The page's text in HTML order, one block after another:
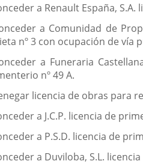
a Renault España,
a Comunidad de
nº 3 con ocupación de vía
a Funeraria
nº 49 A.
licencia de obras para
a J.C.P. licencia de
a P.S.D. licencia de
a Duviloba, S.L.